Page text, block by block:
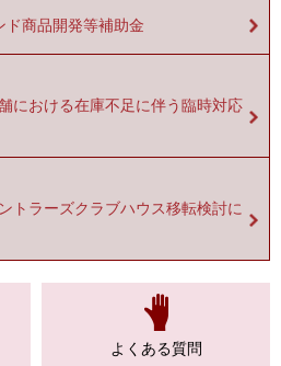
商品開発等補助金
における在庫不足に伴う臨時対応
トラーズクラブハウス移転検討に
よくある質問